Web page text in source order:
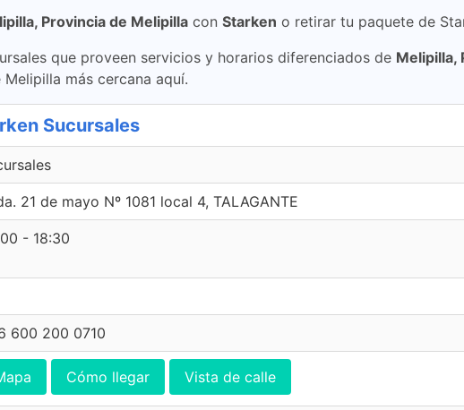
Provincia de Melipilla con Starken o retirar tu paquete de
que proveen servicios y horarios diferenciados de Melipilla,
más cercana aquí.
Sucursales
21 de mayo Nº 1081 local 4, TALAGANTE
- 18:30
600 200 0710
Cómo llegar Vista de calle